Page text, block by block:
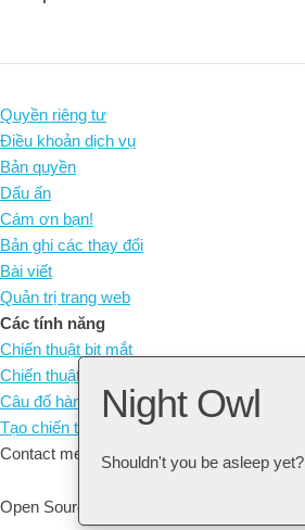
Quyền riêng tư
Điều khoản dịch vụ
Bản quyền
Dấu ấn
Cám ơn bạn!
Bản ghi các thay đổi
Bài viết
Quản trị trang web
Các tính năng
Chiến thuật bịt mắt
Chiến thuật không quân cờ
Câu đố hàng ngày
Tạo chiến thuật của riêng bạn
Contact me at: arne@listudy.org
Open Source & Free Software:
Night Owl
Shouldn't you be asleep yet?